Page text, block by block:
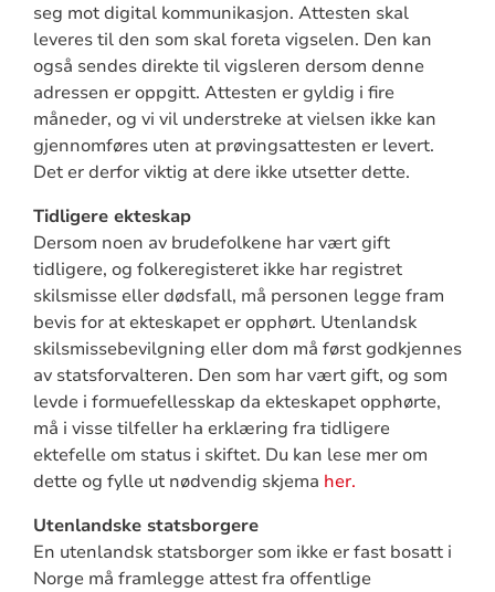
seg mot digital kommunikasjon. Attesten skal
leveres til den som skal foreta vigselen. Den kan
også sendes direkte til vigsleren dersom denne
adressen er oppgitt. Attesten er gyldig i fire
måneder, og vi vil understreke at vielsen ikke kan
gjennomføres uten at prøvingsattesten er levert.
Det er derfor viktig at dere ikke utsetter dette.
Tidligere ekteskap
Dersom noen av brudefolkene har vært gift
tidligere, og folkeregisteret ikke har registret
skilsmisse eller dødsfall, må personen legge fram
bevis for at ekteskapet er opphørt. Utenlandsk
skilsmissebevilgning eller dom må først godkjennes
av statsforvalteren. Den som har vært gift, og som
levde i formuefellesskap da ekteskapet opphørte,
må i visse tilfeller ha erklæring fra tidligere
ektefelle om status i skiftet. Du kan lese mer om
dette og fylle ut nødvendig skjema her.
Utenlandske statsborgere
En utenlandsk statsborger som ikke er fast bosatt i
Norge må framlegge attest fra offentlige